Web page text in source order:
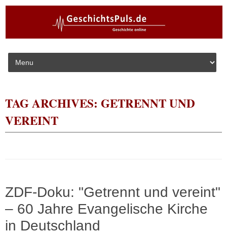
Skip to content
TAG ARCHIVES: GETRENNT UND
VEREINT
ZDF-Doku: "Getrennt und vereint"
– 60 Jahre Evangelische Kirche
in Deutschland